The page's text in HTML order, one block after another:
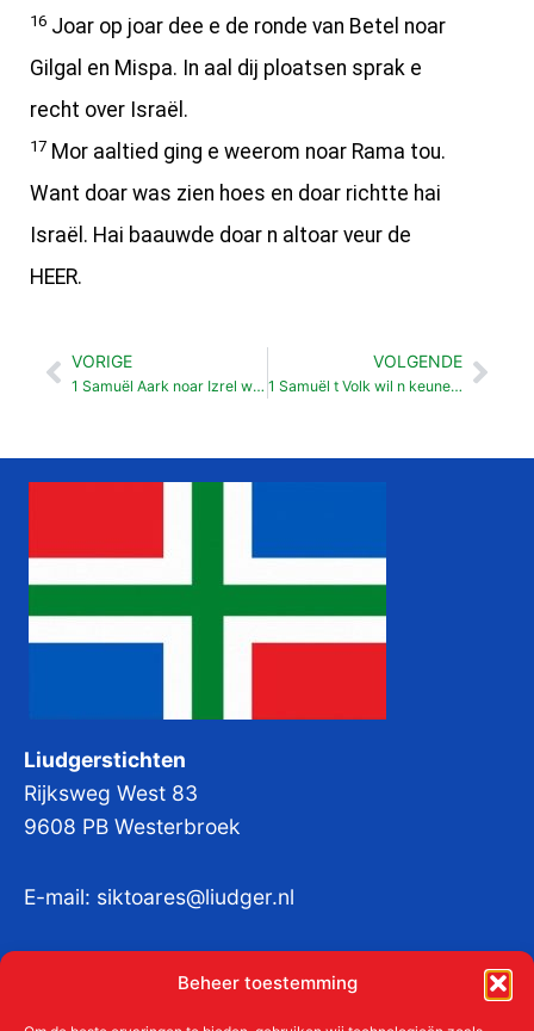
Beheer toestemming
16 Joar op joar dee e de ronde van Betel noar
Gilgal en Mispa. In aal dij ploatsen sprak e
recht over Israël.
17 Mor aaltied ging e weerom noar Rama tou.
Want doar was zien hoes en doar richtte hai
Israël. Hai baauwde doar n altoar veur de
HEER.
Vorige
VORIGE
1 Samuël Aark noar Izrel weerom stuurd (6:1-7:1)
VOLGENDE
1 Samuël t Volk wil n keunenk (8: 1-22)
Liudgerstichten
Rijksweg West 83
9608 PB Westerbroek
E-mail: siktoares@liudger.nl